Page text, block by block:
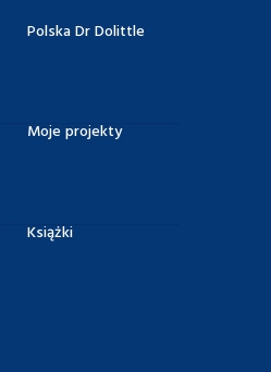
Polska Dr Dolittle
Moje projekty
Książki